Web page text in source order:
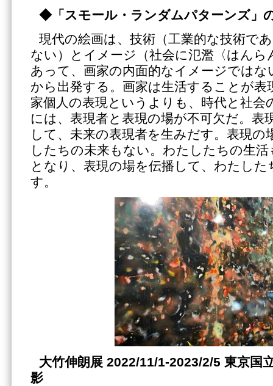
◆「スモール・ランダムパターンズ」
現代の絵画は、技術（工業的な技術で
ない）とイメージ（社会に氾濫〈はん
あって、画家の内面的なイメージではな
から出発する。画家は生活することが表
家個人の表現というよりも、時代と社会
には、表現者と表現の場が不可欠だ。表
して、未来の表現者を生みだす。表現の
したちの未来もない。わたしたちの生
となり、表現の場を伝播して、わたし
す。
大竹伸朗展 2022/11/1-2023/2/5 東京国
影